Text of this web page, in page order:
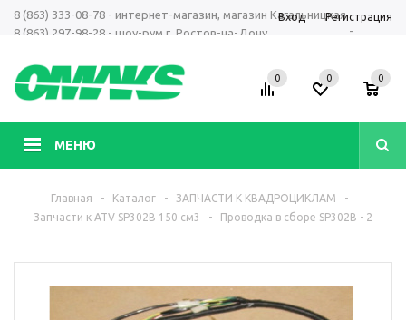
8 (863) 333-08-78 - интернет-магазин, магазин Кагальницкая
8 (863) 297-98-28 - шоу-рум г. Ростов-на-Дону
-
Вход Регистрация
МЕНЮ
0 0 0
Главная - Каталог - ЗАПЧАСТИ К КВАДРОЦИКЛАМ
-
Запчасти к ATV SP302B 150 см3
- Проводка в сборе SP302B - 2